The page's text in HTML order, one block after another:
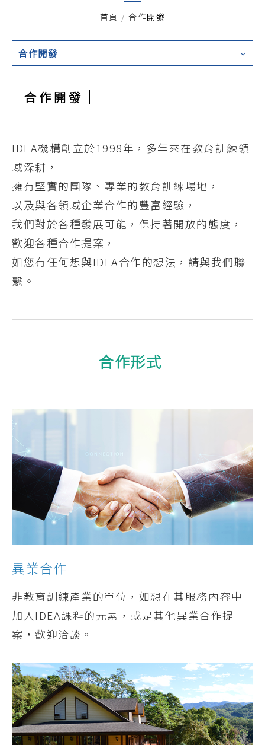
首頁 / 合作開發
合作開發
合作開發
IDEA機構創立於1998年，多年來在教育訓練領
域深耕，
擁有堅實的團隊、專業的教育訓練場地，
以及與各領域企業合作的豐富經驗，
我們對於各種發展可能，保持著開放的態度，
歡迎各種合作提案，
如您有任何想與IDEA合作的想法，請與我們聯
繫。
合作形式
異業合作
非教育訓練產業的單位，如想在其服務內容中
加入IDEA課程的元素，或是其他異業合作提
案，歡迎洽談。